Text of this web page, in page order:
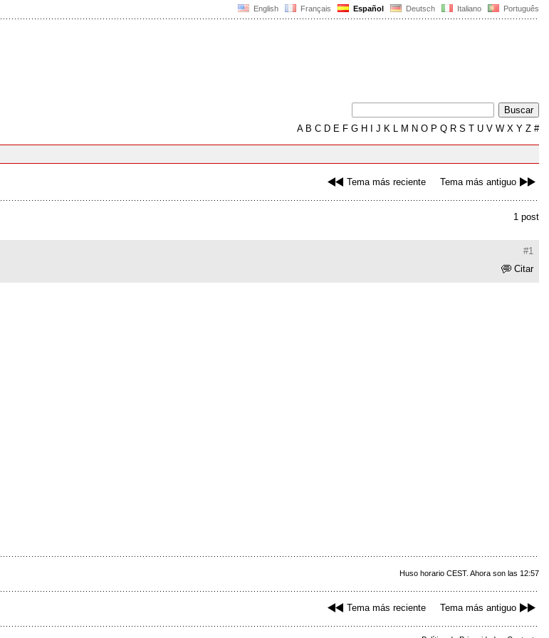
English Français Español Deutsch Italiano Português
AB C D E F G H J K L M N O P Q R S T U V W X Y Z #
Tema más reciente Tema más antiguo
1 post
#1
Citar
Huso horario CEST. Ahora son las 12:57
Tema más reciente Tema más antiguo